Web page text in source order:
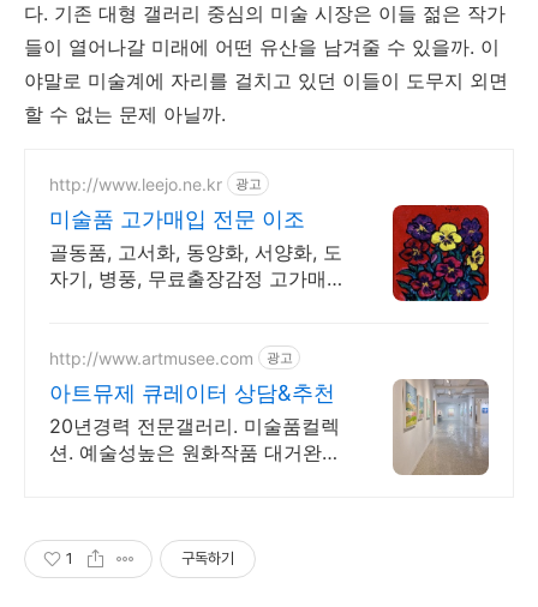
다. 기존 대형 갤러리 중심의 미술 시장은 이들 젊은 작가
들이 열어나갈 미래에 어떤 유산을 남겨줄 수 있을까. 이
야말로 미술계에 자리를 걸치고 있던 이들이 도무지 외면
할 수 없는 문제 아닐까.
http://www.leejo.ne.kr 광고
미술품 고가매입 전문 이조
골동품, 고서화, 동양화, 서양화, 도
자기, 병풍, 무료출장감정 고가매
http://www.artmusee.com 광고
아트뮤제 큐레이터 상담&추천
20년경력 전문갤러리. 미술품컬렉
션. 예술성높은 원화작품 대거완
1 구독하기